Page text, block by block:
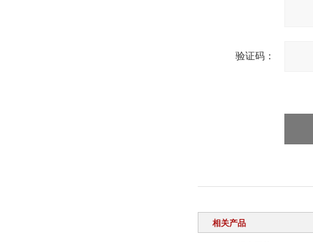
验证码：
相关产品